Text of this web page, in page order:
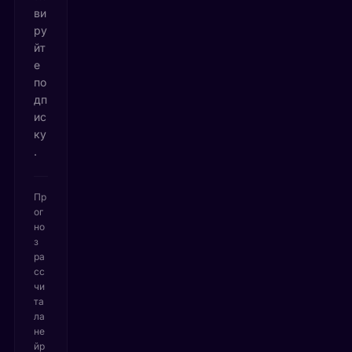
ви
ру
йт
е
по
дп
ис
ку
.
Пр
ог
но
з
ра
сс
чи
та
ла
не
йр